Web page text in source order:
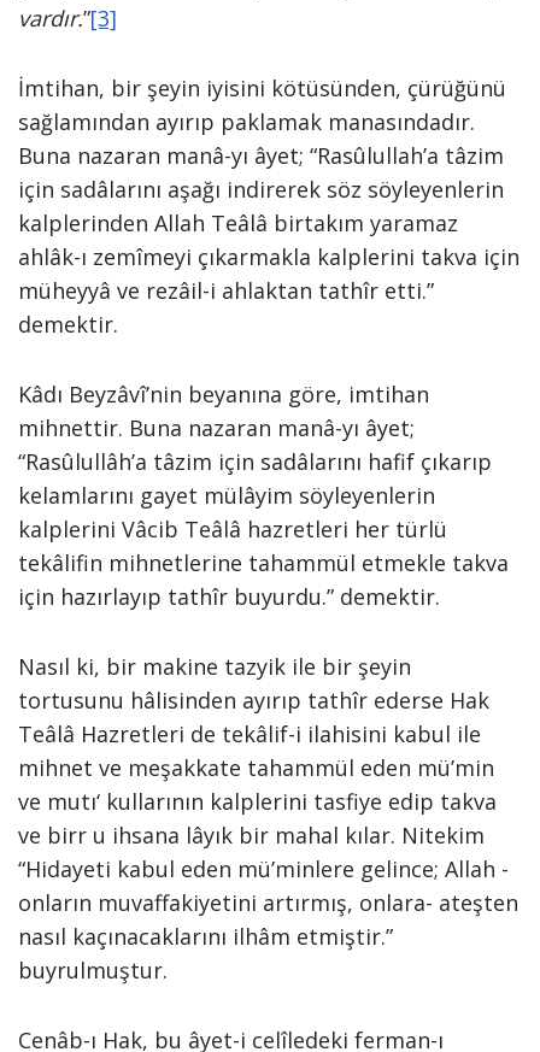
vardır.”[3]
İmtihan, bir şeyin iyisini kötüsünden, çürüğünü
sağlamından ayırıp paklamak manasındadır.
Buna nazaran manâ-yı âyet; “Rasûlullah’a tâzim
için sadâlarını aşağı indirerek söz söyleyenlerin
kalplerinden Allah Teâlâ birtakım yaramaz
ahlâk-ı zemîmeyi çıkarmakla kalplerini takva için
müheyyâ ve rezâil-i ahlaktan tathîr etti.”
demektir.
Kâdı Beyzâvî’nin beyanına göre, imtihan
mihnettir. Buna nazaran manâ-yı âyet;
“Rasûlullâh’a tâzim için sadâlarını hafif çıkarıp
kelamlarını gayet mülâyim söyleyenlerin
kalplerini Vâcib Teâlâ hazretleri her türlü
tekâlifin mihnetlerine tahammül etmekle takva
için hazırlayıp tathîr buyurdu.” demektir.
Nasıl ki, bir makine tazyik ile bir şeyin
tortusunu hâlisinden ayırıp tathîr ederse Hak
Teâlâ Hazretleri de tekâlif-i ilahisini kabul ile
mihnet ve meşakkate tahammül eden mü’min
ve mutı‘ kullarının kalplerini tasfiye edip takva
ve birr u ihsana lâyık bir mahal kılar. Nitekim
“Hidayeti kabul eden mü’minlere gelince; Allah -
onların muvaffakiyetini artırmış, onlara- ateşten
nasıl kaçınacaklarını ilhâm etmiştir.”
buyrulmuştur.
Cenâb-ı Hak, bu âyet-i celîledeki ferman-ı